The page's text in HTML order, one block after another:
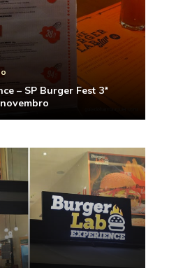
– SP Burger Fest 3ª